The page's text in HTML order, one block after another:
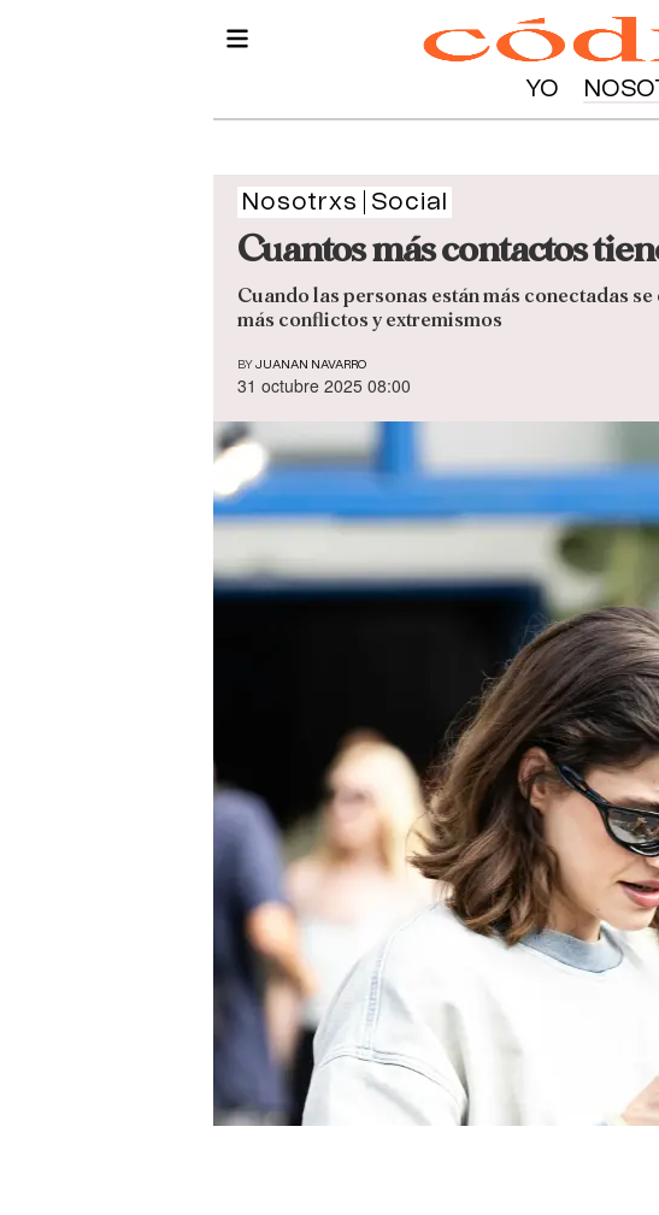
YO
Nosotrxs Social
Cuantos más contactos
Cuando las personas están más conectadas
más conflictos y extremismos
BY JUANAN NAVARRO
31 octubre 2025 08:00